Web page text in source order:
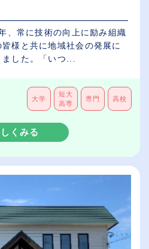
、常に技術の向上に励み組織
様と共に地域社会の発展に
した。「いつ...
大学
短大
高専
専門 高校
くみる